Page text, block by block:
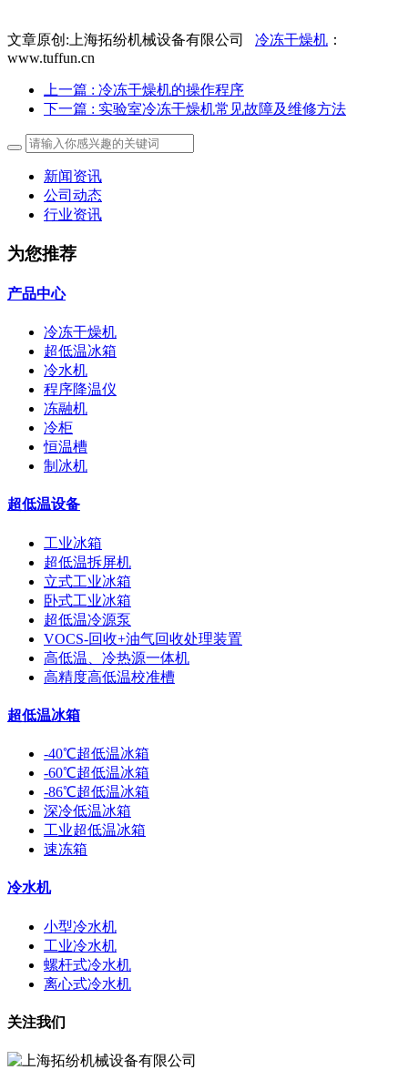
文章原创:上海拓纷机械设备有限公司 冷冻干燥机 ：
www.tuffun.cn
上一篇 : 冷冻干燥机的操作程序
下一篇 : 实验室冷冻干燥机常见故障及维修方法
新闻资讯
公司动态
行业资讯
为您推荐
产品中心
冷冻干燥机
超低温冰箱
冷水机
程序降温仪
冻融机
冷柜
恒温槽
制冰机
超低温设备
工业冰箱
超低温拆屏机
立式工业冰箱
卧式工业冰箱
超低温冷源泵
VOCS-回收+油气回收处理装置
高低温、冷热源一体机
高精度高低温校准槽
超低温冰箱
-40℃超低温冰箱
-60℃超低温冰箱
-86℃超低温冰箱
深冷低温冰箱
工业超低温冰箱
速冻箱
冷水机
小型冷水机
工业冷水机
螺杆式冷水机
离心式冷水机
关注我们